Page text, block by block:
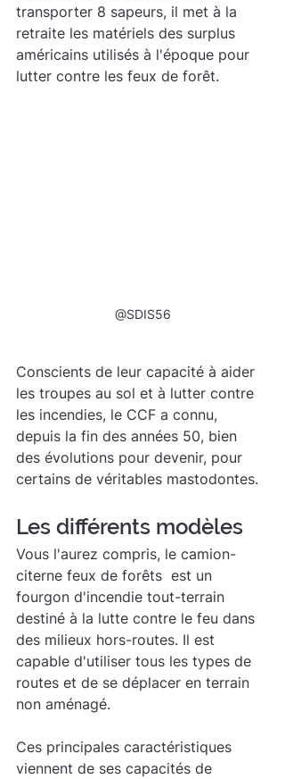
transporter 8 sapeurs, il met à la
retraite les matériels des surplus
américains utilisés à l'époque pour
lutter contre les feux de forêt.
@SDIS56
Conscients de leur capacité à aider
les troupes au sol et à lutter contre
les incendies, le CCF a connu,
depuis la fin des années 50, bien
des évolutions pour devenir, pour
certains de véritables mastodontes.
Les différents modèles
Vous l'aurez compris, le camion-
citerne feux de forêts  est un
fourgon d'incendie tout-terrain
destiné à la lutte contre le feu dans
des milieux hors-routes. Il est
capable d'utiliser tous les types de
routes et de se déplacer en terrain
non aménagé.
Ces principales caractéristiques
viennent de ses capacités de